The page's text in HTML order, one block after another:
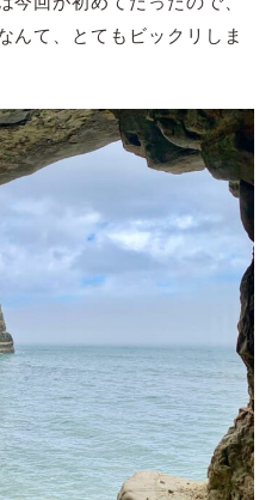
んて、とてもビックリしま